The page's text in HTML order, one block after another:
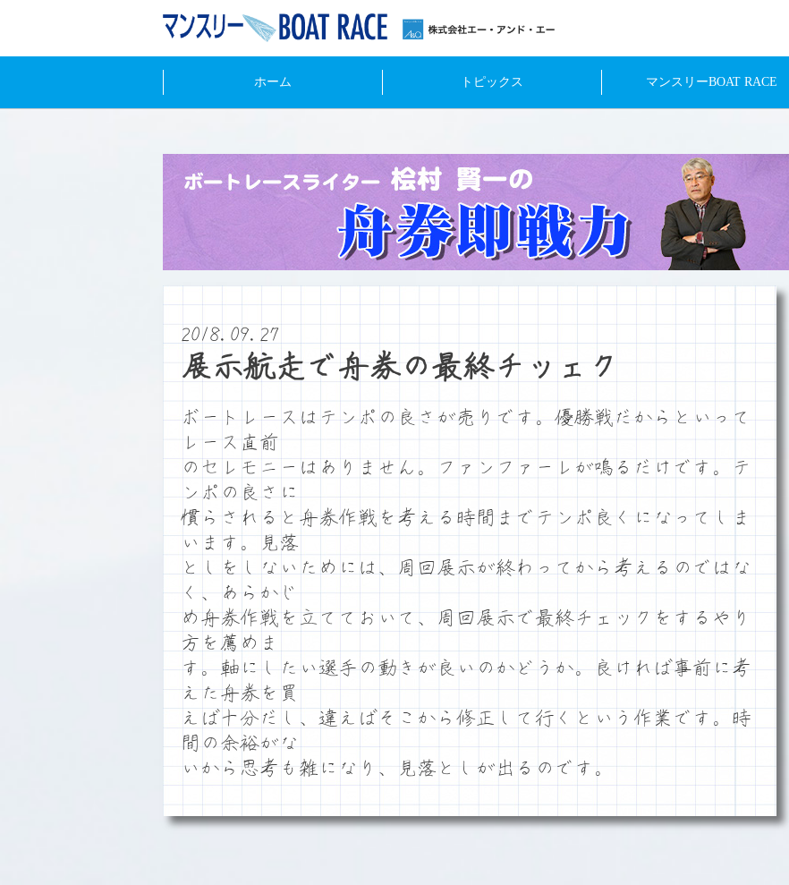
ホーム トピックス マンスリーBOAT RACE
2018.09.27
展示航走で舟券の最終チッェク
ボートレースはテンポの良さが売りです。優勝戦だからといって
レース直前
のセレモニーはありません。ファンファーレが鳴るだけです。テ
ンポの良さに
慣らされると舟券作戦を考える時間までテンポ良くになってしま
います。見落
としをしないためには、周回展示が終わってから考えるのではな
く、あらかじ
め舟券作戦を立てておいて、周回展示で最終チェックをするやり
方を薦めま
す。軸にしたい選手の動きが良いのかどうか。良ければ事前に考
えた舟券を買
えば十分だし、違えばそこから修正して行くという作業です。時
間の余裕がな
いから思考も雑になり、見落としが出るのです。